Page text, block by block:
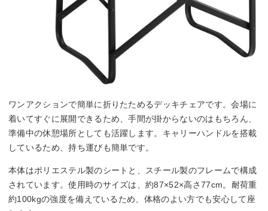
ワンアクションで簡単に折りたためるデッキチェアです。会場に
着いてすぐに展開できるため、手間が掛からないのはもちろん、
準備中の休憩場所としても活躍します。キャリーハンドルを搭載
しているため、持ち運びも簡単です。
本体はポリエステル製のシートと、スチール製のフレームで構成
されています。使用時のサイズは、約87×52×高さ77cm。耐荷重
約100kgの強度を備えているため、体格のよい方でも安心して座